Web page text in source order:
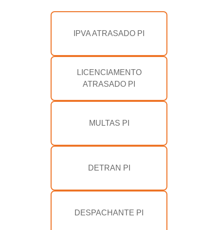
IPVA ATRASADO PI
LICENCIAMENTO
ATRASADO PI
MULTAS PI
DETRAN PI
DESPACHANTE PI